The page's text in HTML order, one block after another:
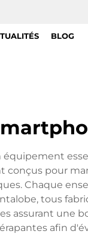
BLOG
conçus pour
Chaque
tous
assurant une
afin